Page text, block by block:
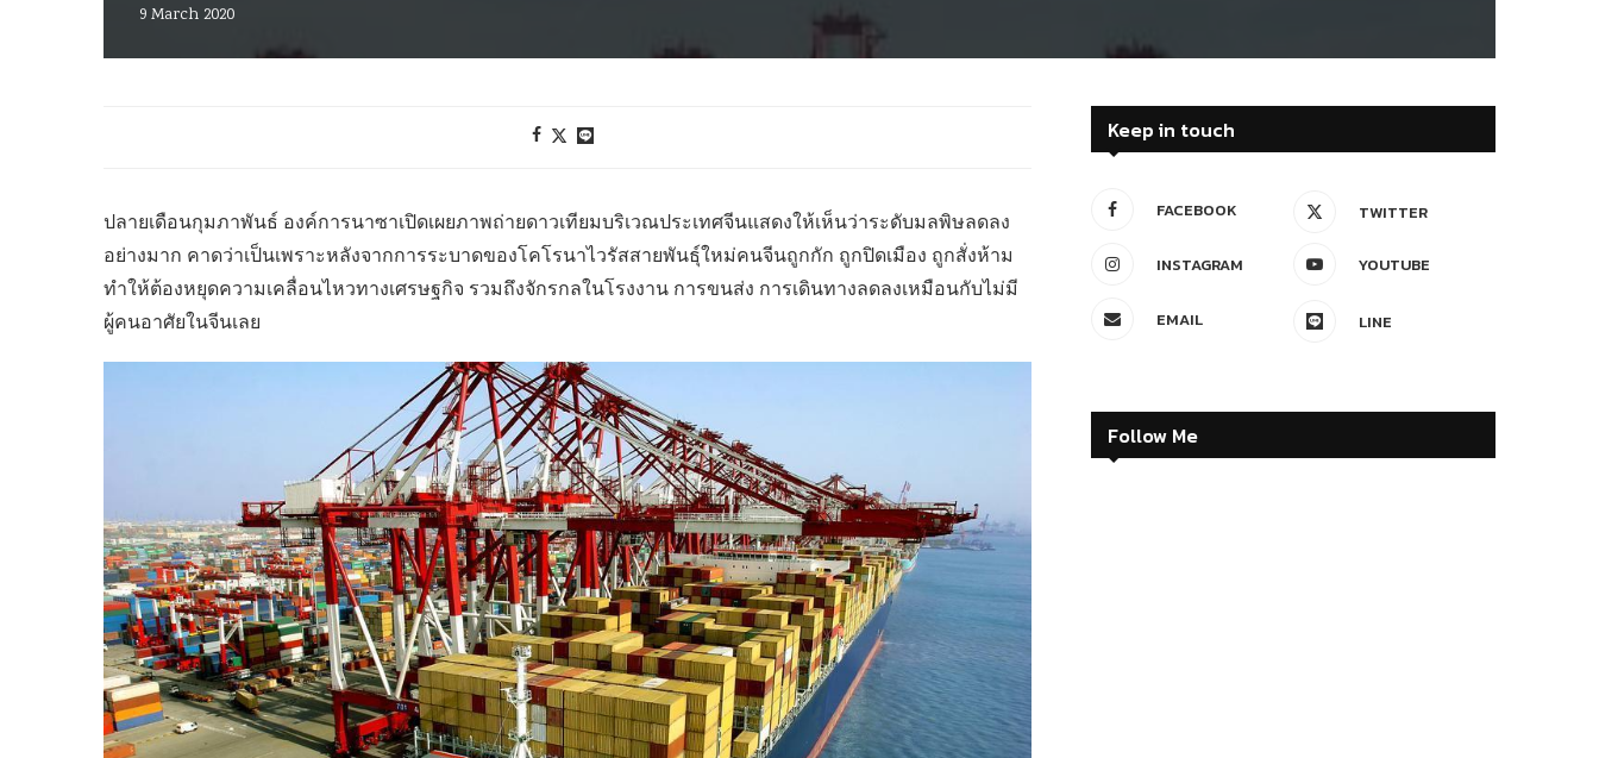
9 March 2020
ปลายเดือนกุมภาพันธ์ องค์การนาซาเปิดเผยภาพถ่ายดาวเทียมบริเวณประเทศจีนแสดงให้เห็นว่าระดับมลพิษลดลง
อย่างมาก คาดว่าเป็นเพราะหลังจากการระบาดของโคโรนาไวรัสสายพันธุ์ใหม่คนจีนถูกกัก ถูกปิดเมือง ถูกสั่งห้าม
ทำให้ต้องหยุดความเคลื่อนไหวทางเศรษฐกิจ รวมถึงจักรกลในโรงงาน การขนส่ง การเดินทางลดลงเหมือนกับไม่มี
ผู้คนอาศัยในจีนเลย
Keep in touch
FACEBOOK TWITTER
INSTAGRAM YOUTUBE
EMAIL LINE
Follow Me